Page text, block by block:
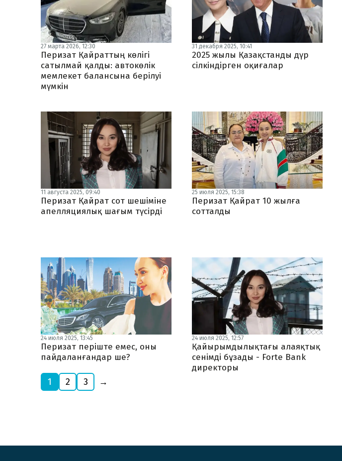
27 марта 2026, 12:30
Перизат Қайраттың көлігі
сатылмай қалды: автокөлік
мемлекет балансына берілуі
мүмкін
31 декабря 2025, 10:41
2025 жылы Қазақстанды дүр
сілкіндірген оқиғалар
11 августа 2025, 09:40
Перизат Қайрат сот шешіміне
апелляциялық шағым түсірді
25 июля 2025, 15:38
Перизат Қайрат 10 жылға
сотталды
24 июля 2025, 13:45
Перизат періште емес, оны
пайдаланғандар ше?
24 июля 2025, 12:57
Қайырымдылықтағы алаяқтық
сенімді бұзады - Forte Bank
директоры
1 2 3 →